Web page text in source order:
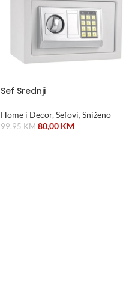
Sef Srednji
Home i Decor, Sefovi, Sniženo
99,95KM 80,00 KM